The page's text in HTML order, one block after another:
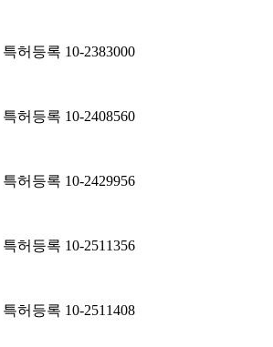
특허등록 10-2383000
특허등록 10-2408560
특허등록 10-2429956
특허등록 10-2511356
특허등록 10-2511408